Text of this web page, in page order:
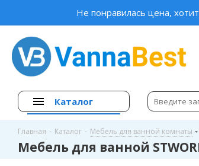
Не понравилась цена,
Каталог
Главная - Каталог - Мебель для ванной комнаты
Мебель для ванной